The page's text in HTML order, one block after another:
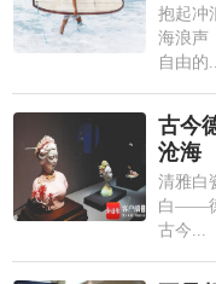
抱起冲
海浪声
自由的...
古今
沧海
清雅白
白——
古今...